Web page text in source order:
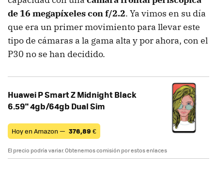
de 16 megapíxeles con f/2.2. Ya vimos en su día
que era un primer movimiento para llevar este
tipo de cámaras a la gama alta y por ahora, con el
P30 no se han decidido.
Huawei P Smart Z Midnight Black
6.59" 4gb/64gb Dual Sim
Hoy en Amazon — 376,89 €
El precio podría variar. Obtenemos comisión por estos enlaces